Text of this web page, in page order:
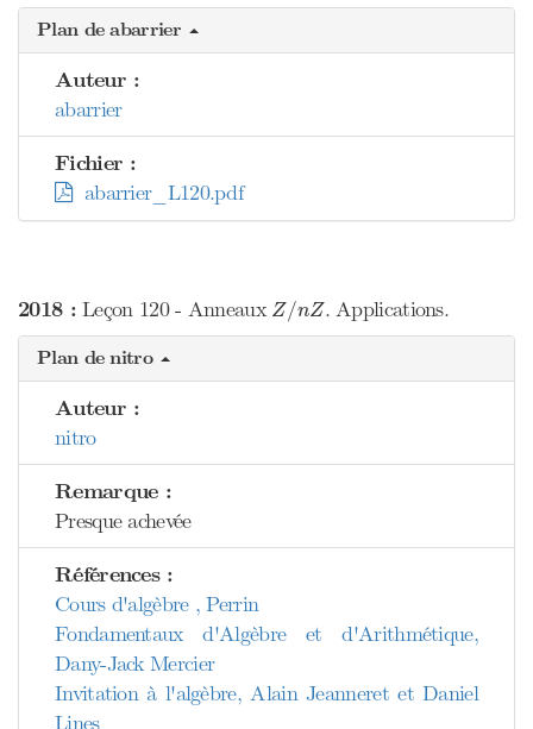
Plan de abarrier
Auteur :
abarrier
Fichier :
abarrier_L120.pdf
2018 :Leçon 120 - Anneaux Z/nZ
Z/n Z. Applications.
Plan de nitro
Auteur :
nitro
Remarque :
Presque achevée
Références :
Cours d'algèbre , Perrin
Fondamentaux d'Algèbre et d'Arithmétique,
Dany-Jack Mercier
Invitation à l'algèbre, Alain Jeanneret et Daniel
Lines